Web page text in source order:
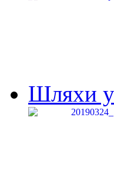
Шляхи